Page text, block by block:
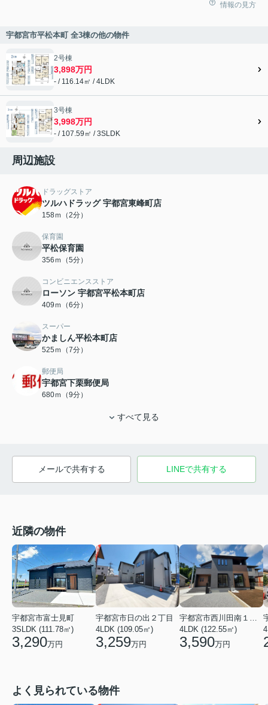
情報の見方
宇都宮市平松本町 全3棟の他の物件
2号棟
3,898万円
- / 116.14㎡ / 4LDK
3号棟
3,998万円
- / 107.59㎡ / 3SLDK
周辺施設
ドラッグストア
ツルハドラッグ 宇都宮東峰町店
158ｍ（2分）
保育園
平松保育園
356ｍ（5分）
コンビニエンスストア
ローソン 宇都宮平松本町店
409ｍ（6分）
スーパー
かましん平松本町店
525ｍ（7分）
郵便局
宇都宮下栗郵便局
680ｍ（9分）
すべて見る
メールで共有する LINEで共有する
近隣の物件
宇都宮市富士見町
3SLDK (111.78㎡)
3,290万円
宇都宮市日の出２丁目
4LDK (109.05㎡)
3,259万円
宇都宮市西川田南１丁目
4LDK (122.55㎡)
3,590万円
よく見られている物件